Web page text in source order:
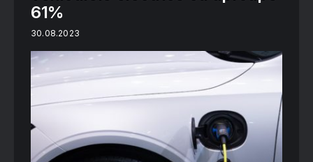
61%
30.08.2023